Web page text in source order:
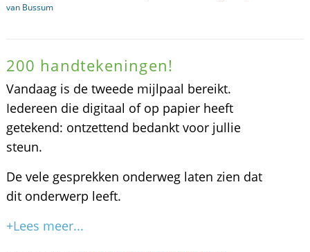
van Bussum
200 handtekeningen!
Vandaag is de tweede mijlpaal bereikt.
Iedereen die digitaal of op papier heeft
getekend: ontzettend bedankt voor jullie
steun.
De vele gesprekken onderweg laten zien dat
dit onderwerp leeft.
+Lees meer...